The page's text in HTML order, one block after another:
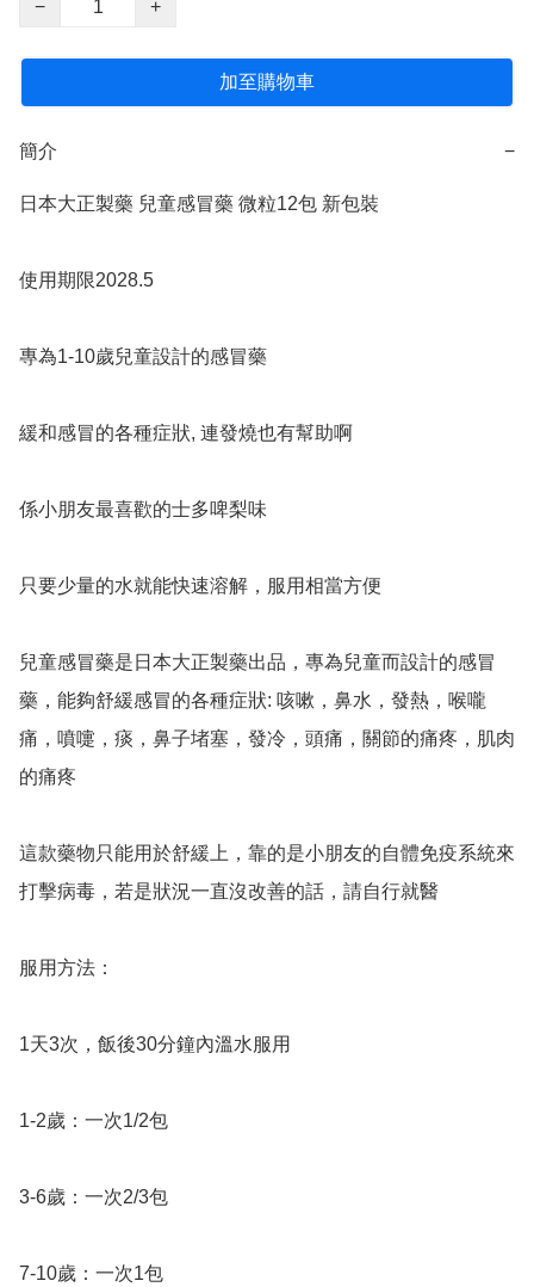
−
+
加至購物車
簡介 −
日本大正製藥 兒童感冒藥 微粒12包 新包裝
使用期限2028.5
專為1-10歲兒童設計的感冒藥
緩和感冒的各種症狀, 連發燒也有幫助啊
係小朋友最喜歡的士多啤梨味
只要少量的水就能快速溶解，服用相當方便
兒童感冒藥是日本大正製藥出品，專為兒童而設計的感冒
藥，能夠舒緩感冒的各種症狀: 咳嗽，鼻水，發熱，喉嚨
痛，噴嚏，痰，鼻子堵塞，發冷，頭痛，關節的痛疼，肌肉
的痛疼
這款藥物只能用於舒緩上，靠的是小朋友的自體免疫系統來
打擊病毒，若是狀況一直沒改善的話，請自行就醫
服用方法：
1天3次，飯後30分鐘內溫水服用
1-2歲：一次1/2包
3-6歲：一次2/3包
7-10歲：一次1包